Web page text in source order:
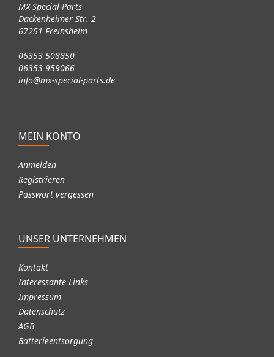
MX-Special-Parts
Dackenheimer Str. 2
67251 Freinsheim
06353 508850
06353 959066
info@mx-special-parts.de
MEIN KONTO
Anmelden
Registrieren
Passwort vergessen
UNSER UNTERNEHMEN
Kontakt
Interessante Links
Impressum
Datenschutz
AGB
Batterieentsorgung